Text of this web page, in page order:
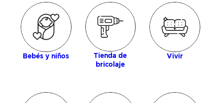
Bebés y niños
Tienda de
bricolaje
Vivir